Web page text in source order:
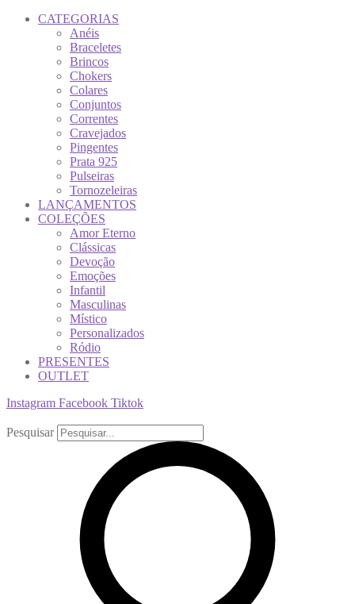
CATEGORIAS
Anéis
Braceletes
Brincos
Chokers
Colares
Conjuntos
Correntes
Cravejados
Pingentes
Prata 925
Pulseiras
Tornozeleiras
LANÇAMENTOS
COLEÇÕES
Amor Eterno
Clássicas
Devoção
Emoções
Infantil
Masculinas
Místico
Personalizados
Ródio
PRESENTES
OUTLET
Instagram Facebook Tiktok
Pesquisar